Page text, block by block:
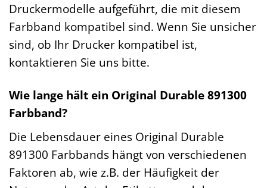
Druckermodelle aufgeführt, die mit diesem
Farbband kompatibel sind. Wenn Sie unsicher
sind, ob Ihr Drucker kompatibel ist,
kontaktieren Sie uns bitte.
Wie lange hält ein Original Durable 891300
Farbband?
Die Lebensdauer eines Original Durable
891300 Farbbands hängt von verschiedenen
Faktoren ab, wie z.B. der Häufigkeit der